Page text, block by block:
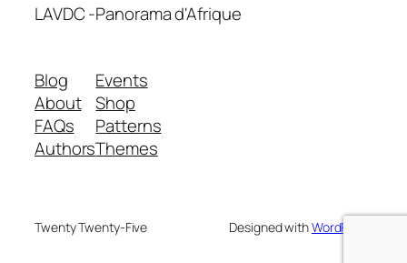
LAVDC -Panorama d'Afrique
Blog
About
FAQs
Authors
Events
Shop
Patterns
Themes
Twenty Twenty-Five Designed withWordPress